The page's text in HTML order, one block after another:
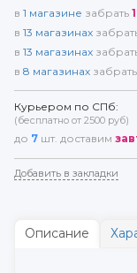
в 1 магазине забрать
в 13 магазинах
в 13 магазинах
в 8 магазинах забрать
Курьером по СПб:
(бесплатно от 2500 руб)
до 7 шт. доставим
Добавить в закладки
Описание